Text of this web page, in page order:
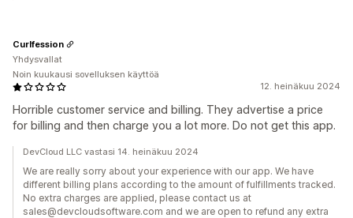
12. heinäkuu 2024
Horrible customer service and billing. They advertise a price
for billing and then charge you a lot more. Do not get this app.
Curlfession
Yhdysvallat
Noin kuukausi sovelluksen käyttöä
DevCloud LLC vastasi 14. heinäkuu 2024
We are really sorry about your experience with our app. We have
different billing plans according to the amount of fulfillments tracked.
No extra charges are applied, please contact us at
sales@devcloudsoftware.com and we are open to refund any extra